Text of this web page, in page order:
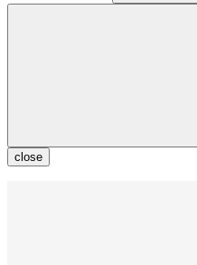
close